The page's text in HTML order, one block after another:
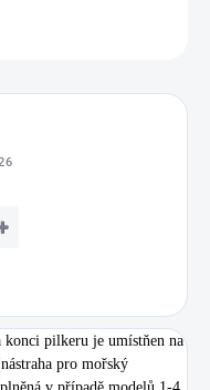
pilkeru je umístňen na
pro mořský